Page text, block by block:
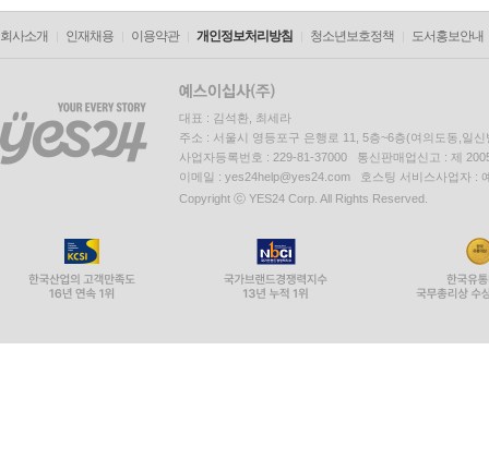
회사소개 인재채용 이용약관 개인정보처리방침 청소년보호정책 도서홍보안내
대표 : 김석환, 최세라
주소 : 서울시 영등포구 은행로 11, 5층~6층(여의도동,일신
사업자등록번호 : 229-81-37000 통신판매업신고 : 제
이메일 : yes24help@yes24.com 호스팅 서비스사업자 :
Copyright ⓒ YES24 Corp. All Rights Reserved.